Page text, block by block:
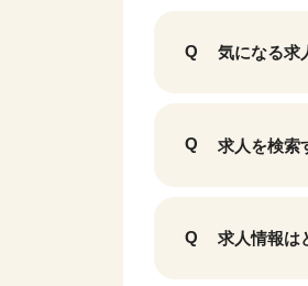
気になる求
求人を検索
求人情報は